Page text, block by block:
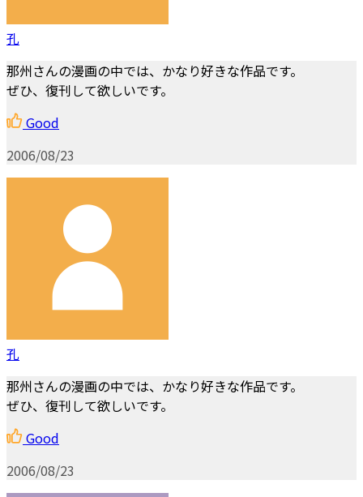
孔
那州さんの漫画の中では、かなり好きな作品です。
ぜひ、復刊して欲しいです。
Good
2006/08/23
孔
那州さんの漫画の中では、かなり好きな作品です。
ぜひ、復刊して欲しいです。
Good
2006/08/23